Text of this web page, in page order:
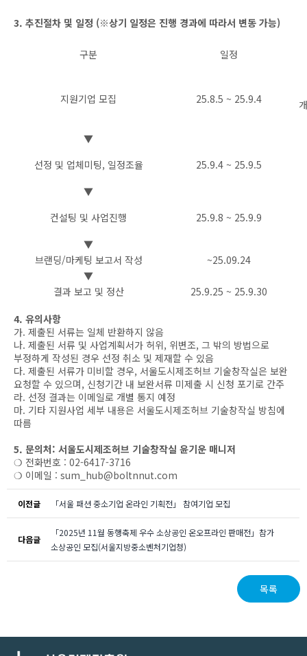
3. 추진절차 및 일정 (※상기 일정은 진행 경과에 따라서 변동 가능)
구분 일정
지원기업 모집 25.8.5 ~ 25.9.4
▼
선정 및 업체미팅, 일정조율
25.9.4 ~ 25.9.5
▼
컨설팅 및 사업진행
25.9.8 ~ 25.9.9
▼
브랜딩/마케팅 보고서 작성
~25.09.24
▼
결과 보고 및 정산
25.9.25 ~ 25.9.30
4. 유의사항
가. 제출된 서류는 일체 반환하지 않음
나. 제출된 서류 및 사업계획서가 허위, 위변조, 그 밖의 방법으로
부정하게 작성된 경우 선정 취소 및 제재할 수 있음
다. 제출된 서류가 미비할 경우, 서울도시제조허브 기술창작실은 보완
요청할 수 있으며, 신청기간 내 보완서류 미제출 시 신청 포기로 간주
라. 선정 결과는 이메일로 개별 통지 예정
마. 기타 지원사업 세부 내용은 서울도시제조허브 기술창작실 방침에
따름
5. 문의처: 서울도시제조허브 기술창작실 윤기운 매니저
❍ 전화번호 : 02-6417-3716
❍ 이메일 : sum_hub@boltnnut.com
이전글 「서울 패션 중소기업 온라인 기획전」 참여기업 모집
다음글
「2025년 11월 동행축제 우수 소상공인 온오프라인 판매전」참가
소상공인 모집(서울지방중소벤처기업청)
목록